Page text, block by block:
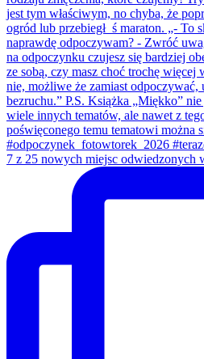
7 z 25 nowych miejsc odwiedzonych